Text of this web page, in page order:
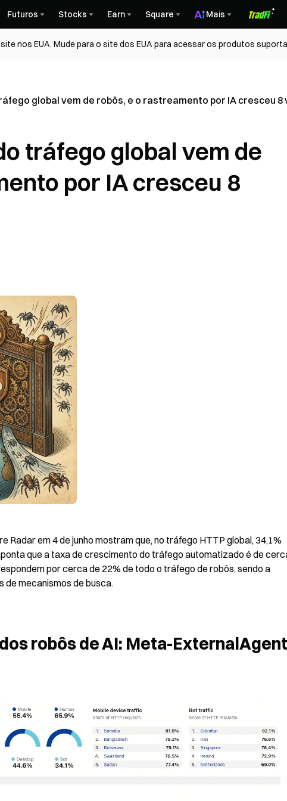
Futuros Stocks Earn Square Mais
nos EUA. Mude para o site dos EUA para acessar os produtos
global vem de robôs, e o rastreamento por IA cresceu 8
tráfego global vem de
por IA cresceu 8
Radar em 4 de junho mostram que, no tráfego HTTP global, 34,1%
que a taxa de crescimento do tráfego automatizado é de
por cerca de 22% de todo o tráfego de robôs, sendo a
de mecanismos de busca.
robôs de AI: Meta-ExternalAgent